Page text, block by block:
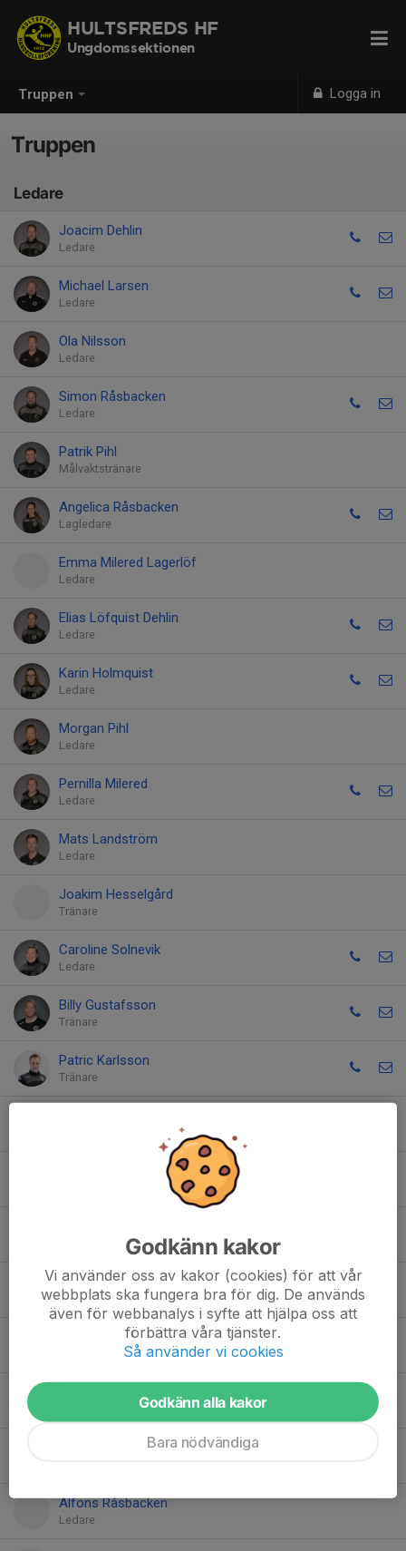
Truppen Logga in
HULTSFREDS HF
Ungdomssektionen
Truppen
Ledare
Joacim Dehlin
Ledare
Michael Larsen
Ledare
Ola Nilsson
Ledare
Simon Råsbacken
Ledare
Patrik Pihl
Målvaktstränare
Angelica Råsbacken
Lagledare
Emma Milered Lagerlöf
Ledare
Elias Löfquist Dehlin
Ledare
Karin Holmquist
Ledare
Morgan Pihl
Ledare
Pernilla Milered
Ledare
Mats Landström
Ledare
Joakim Hesselgård
Tränare
Caroline Solnevik
Ledare
Billy Gustafsson
Tränare
Patric Karlsson
Tränare
Robert Haglund
Ledare
Christoffer Gustavsson
Alfons Råsbacken
Ledare
Godkänn kakor
Vi använder oss av kakor (cookies) för att vår
webbplats ska fungera bra för dig. De används
även för webbanalys i syfte att hjälpa oss att
förbättra våra tjänster.
Så använder vi cookies
Godkänn alla kakor
Bara nödvändiga